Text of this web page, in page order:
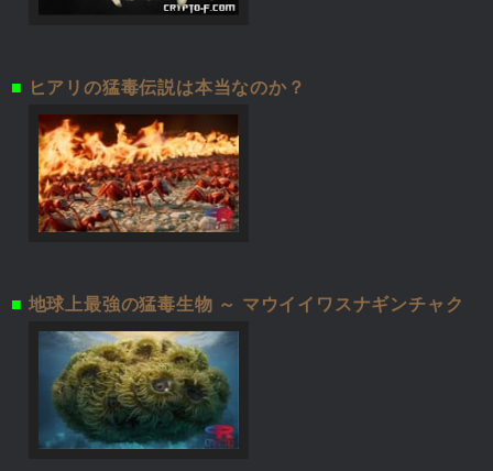
■ ヒアリの猛毒伝説は本当なのか？
■ 地球上最強の猛毒生物 ～ マウイイワスナギンチャク